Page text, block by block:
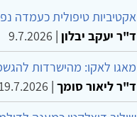
אקטיביות טיפולית כעמדה
ד"ר יעקב יבלון |
9.7.2026
מאגו לאקו: מהישרדות
ד"ר ליאור סומך |